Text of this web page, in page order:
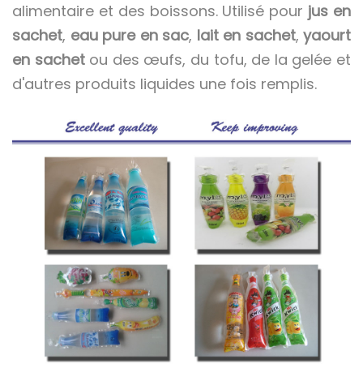
alimentaire et des boissons. Utilisé pour jus en
sachet, eau pure en sac, lait en sachet, yaourt
en sachetou des œufs, du tofu, de la gelée et
d'autres produits liquides une fois remplis.